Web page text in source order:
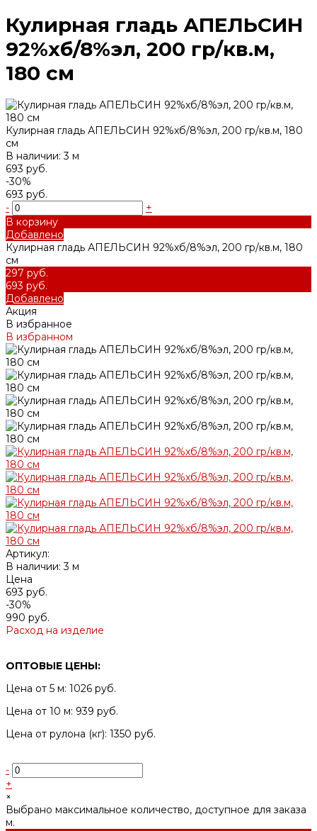
Кулирная гладь АПЕЛЬСИН
92%хб/8%эл, 200 гр/кв.м,
180 см
Кулирная гладь АПЕЛЬСИН 92%хб/8%эл, 200 гр/кв.м, 180
см
В наличии: 3 м
693 руб.
-30%
693 руб.
-
+
В корзину
Добавлено
Кулирная гладь АПЕЛЬСИН 92%хб/8%эл, 200 гр/кв.м, 180
см
297 руб.
693 руб.
Добавлено
Акция
В избранное
В избранном
Артикул:
В наличии: 3 м
Цена
693 руб.
-30%
990 руб.
Расход на изделие
ОПТОВЫЕ ЦЕНЫ:
Цена от 5 м: 1026 руб.
Цена от 10 м: 939 руб.
Цена от рулона (кг): 1350 руб.
-
+
×
Выбрано максимальное количество, доступное для заказа
м.